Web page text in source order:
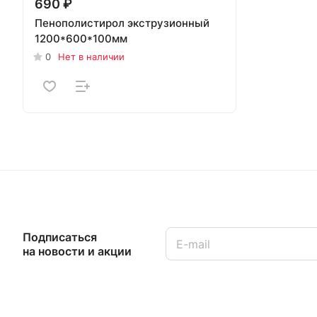
690 ₽
Пенополистирол экструзионный
1200*600*100мм
0 Нет в наличии
Подписаться
на новости и акции